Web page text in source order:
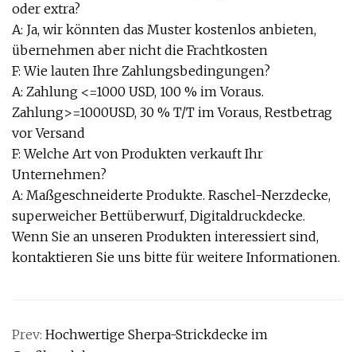
oder extra?
A: Ja, wir könnten das Muster kostenlos anbieten,
übernehmen aber nicht die Frachtkosten
F: Wie lauten Ihre Zahlungsbedingungen?
A: Zahlung <=1000 USD, 100 % im Voraus.
Zahlung>=1000USD, 30 % T/T im Voraus, Restbetrag
vor Versand
F: Welche Art von Produkten verkauft Ihr
Unternehmen?
A: Maßgeschneiderte Produkte. Raschel-Nerzdecke,
superweicher Bettüberwurf, Digitaldruckdecke.
Wenn Sie an unseren Produkten interessiert sind,
kontaktieren Sie uns bitte für weitere Informationen.
Prev: Hochwertige Sherpa-Strickdecke im